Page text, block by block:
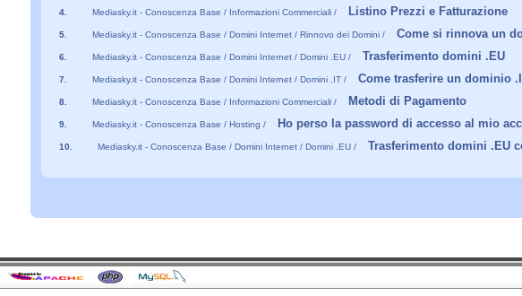
4. Mediasky.it - Conoscenza Base / Informazioni Commerciali / Listino Prezzi e Fatturazione
5. Mediasky.it - Conoscenza Base / Domini Internet / Rinnovo dei Domini / Come si rinnova un
6. Mediasky.it - Conoscenza Base / Domini Internet / Domini .EU / Trasferimento domini .EU
7. Mediasky.it - Conoscenza Base / Domini Internet / Domini .IT / Come trasferire un dominio
8. Mediasky.it - Conoscenza Base / Informazioni Commerciali / Metodi di Pagamento
9. Mediasky.it - Conoscenza Base / Hosting / Ho perso la password di accesso al mio
10. Mediasky.it - Conoscenza Base / Domini Internet / Domini .EU / Trasferimento domini .EU